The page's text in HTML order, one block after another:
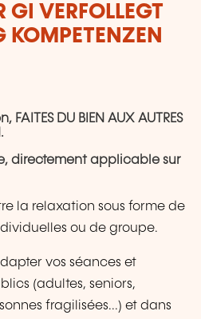
GI VERFOLLEGT
KOMPETENZEN
DU BIEN AUX AUTRES
directement applicable sur
la relaxation sous forme de
ou de groupe.
vos séances et
(adultes, seniors,
fragilisées...) et dans